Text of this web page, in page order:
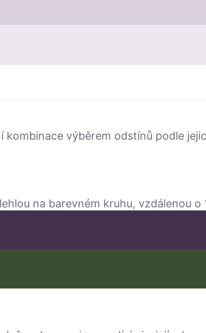
výběrem odstínů podle
na barevném kruhu, vzdálenou